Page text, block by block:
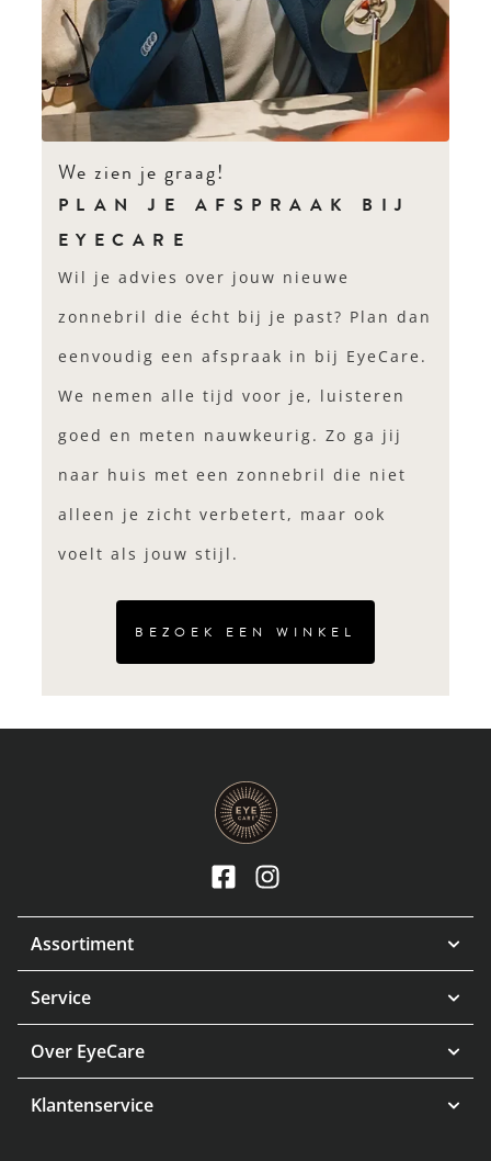
We zien je graag!
PLAN JE AFSPRAAK BIJ
EYECARE
Wil je advies over jouw nieuwe
zonnebril die écht bij je past? Plan dan
eenvoudig een afspraak in bij EyeCare.
We nemen alle tijd voor je, luisteren
goed en meten nauwkeurig. Zo ga jij
naar huis met een zonnebril die niet
alleen je zicht verbetert, maar ook
voelt als jouw stijl.
BEZOEK EEN WINKEL
Assortiment
Service
Over EyeCare
Klantenservice